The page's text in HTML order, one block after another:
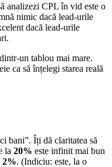
analizezi CPL în vid este o
nimic dacă lead-urile
dacă lead-urile
un tablou mai mare.
ca să înțelegi starea reală
bani”. Îți dă claritatea să
la 20% este infinit mai bun
2%. (Indiciu: este, la o